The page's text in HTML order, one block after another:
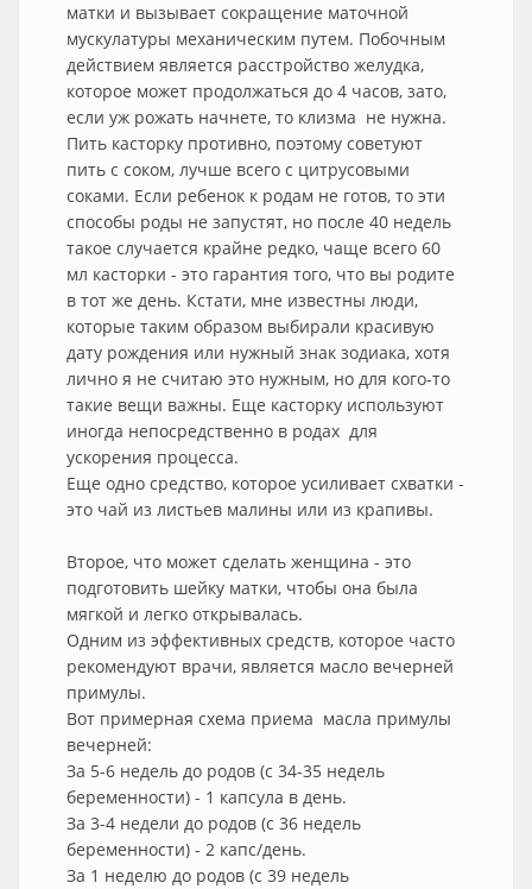
матки и вызывает сокращение маточной
мускулатуры механическим путем. Побочным
действием является расстройство желудка,
которое может продолжаться до 4 часов, зато,
если уж рожать начнете, то клизма не нужна.
Пить касторку противно, поэтому советуют
пить с соком, лучше всего с цитрусовыми
соками. Если ребенок к родам не готов, то эти
способы роды не запустят, но после 40 недель
такое случается крайне редко, чаще всего 60
мл касторки - это гарантия того, что вы родите
в тот же день. Кстати, мне известны люди,
которые таким образом выбирали красивую
дату рождения или нужный знак зодиака, хотя
лично я не считаю это нужным, но для кого-то
такие вещи важны. Еще касторку используют
иногда непосредственно в родах для
ускорения процесса.
Еще одно средство, которое усиливает схватки -
это чай из листьев малины или из крапивы.
Второе, что может сделать женщина - это
подготовить шейку матки, чтобы она была
мягкой и легко открывалась.
Одним из эффективных средств, которое часто
рекомендуют врачи, является масло вечерней
примулы.
Вот примерная схема приема масла примулы
вечерней:
За 5-6 недель до родов (с 34-35 недель
беременности) - 1 капсула в день.
За 3-4 недели до родов (с 36 недель
беременности) - 2 капс/день.
За 1 неделю до родов (с 39 недель